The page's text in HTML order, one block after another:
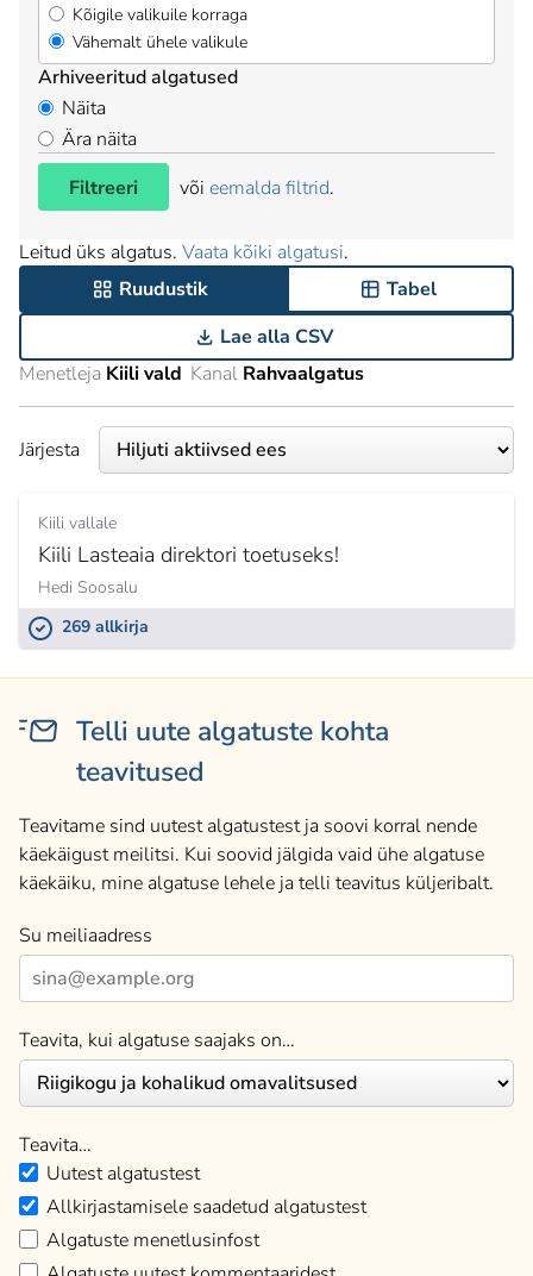
Kõigile valikuile korraga
Vähemalt ühele valikule
Arhiveeritud algatused
Näita
Ära näita
Filtreeri
või eemalda filtrid.
Leitud üks algatus. Vaata kõiki algatusi.
Ruudustik
Tabel
Lae alla CSV
Menetleja Kiili vald Kanal Rahvaalgatus
Järjesta
Kiili vallale
Kiili Lasteaia direktori toetuseks!
Hedi Soosalu
269 allkirja
Telli uute algatuste kohta
teavitused
Teavitame sind uutest algatustest ja soovi korral nende
käekäigust meilitsi. Kui soovid jälgida vaid ühe algatuse
käekäiku, mine algatuse lehele ja telli teavitus küljeribalt.
Su meiliaadress
Teavita, kui algatuse saajaks on…
Teavita…
Uutest algatustest
Allkirjastamisele saadetud algatustest
Algatuste menetlusinfost